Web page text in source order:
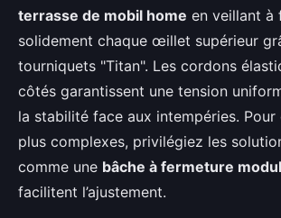
terrasse de mobil home en veillant à
solidement chaque œillet supérieur
tourniquets "Titan". Les cordons
côtés garantissent une tension
la stabilité face aux intempéries.
plus complexes, privilégiez les
comme une bâche à fermeture
facilitent l’ajustement.